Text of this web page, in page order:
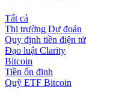
Tất cả
Thị trường Dự đoán
Quy định tiền điện tử
Đạo luật Clarity
Bitcoin
Tiền ổn định
Quỹ ETF Bitcoin